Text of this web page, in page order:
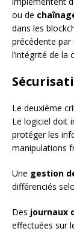
ou de
dans les
précédente
l’intégrité de la
Le deuxième
Le logiciel doit
protéger les
manipulations
Une gestion
différenciés
Des journaux
effectuées sur